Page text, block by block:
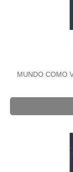
MUNDO COMO